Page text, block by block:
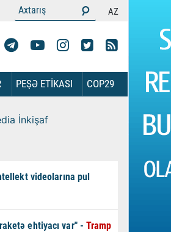
AZ
PEŞƏ ETİKASI COP29
videolarına pul
ehtiyacı var" -Tramp